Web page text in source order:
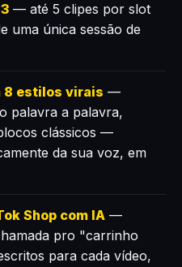
— até 5 clipes por slot
uma única sessão de
8 estilos virais —
palavra a palavra,
clássicos —
da sua voz, em
Shop com IA —
pro "carrinho
para cada vídeo,